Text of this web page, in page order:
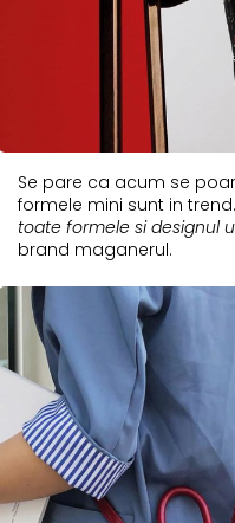
Se pare ca acum se
formele mini sunt in trend.
toate formele si designul
brand maganerul.